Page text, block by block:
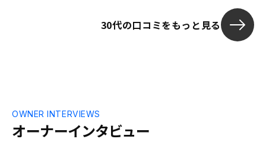
30代の口コミをもっと見る
オーナーインタビュー
OWNER INTERVIEWS